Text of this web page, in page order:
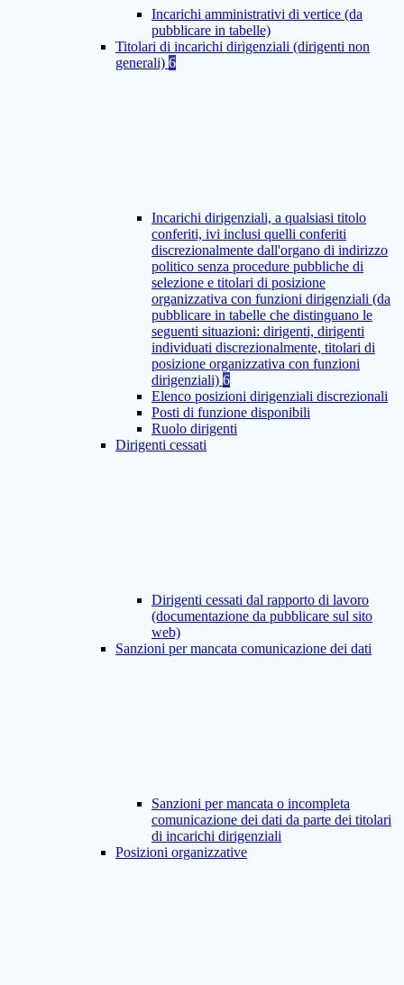
Incarichi amministrativi di vertice (da
pubblicare in tabelle)
Titolari di incarichi dirigenziali (dirigenti non
generali) 6
Incarichi dirigenziali, a qualsiasi titolo
conferiti, ivi inclusi quelli conferiti
discrezionalmente dall'organo di indirizzo
politico senza procedure pubbliche di
selezione e titolari di posizione
organizzativa con funzioni dirigenziali (da
pubblicare in tabelle che distinguano le
seguenti situazioni: dirigenti, dirigenti
individuati discrezionalmente, titolari di
posizione organizzativa con funzioni
dirigenziali) 6
Elenco posizioni dirigenziali discrezionali
Posti di funzione disponibili
Ruolo dirigenti
Dirigenti cessati
Dirigenti cessati dal rapporto di lavoro
(documentazione da pubblicare sul sito
web)
Sanzioni per mancata comunicazione dei dati
Sanzioni per mancata o incompleta
comunicazione dei dati da parte dei titolari
di incarichi dirigenziali
Posizioni organizzative